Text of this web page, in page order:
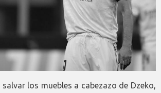
los muebles a cabezazo de Dzeko,